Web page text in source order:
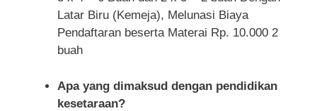
Latar Biru (Kemeja), Melunasi Biaya
Pendaftaran beserta Materai Rp. 10.000 2
buah
Apa yang dimaksud dengan pendidikan
kesetaraan?